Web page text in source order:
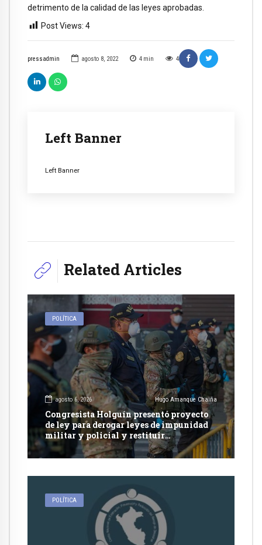
pressadmin agosto 8, 2022 4 min 4
Left Banner
Left Banner
detrimento de la calidad de las leyes aprobadas.
Post Views: 4
Related Articles
POLÍTICA
agosto 6, 2026 Hugo Amanque Chaiña
Congresista Holguín presentó proyecto
de ley para derogar leyes de impunidad
militar y policial y restituir
competencia de justicia ordinaria
POLÍTICA